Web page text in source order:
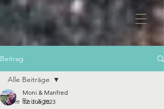
Beitrag
Alle Beiträge
Alle Beiträge
Moni & Manfred
12. Juli 2023